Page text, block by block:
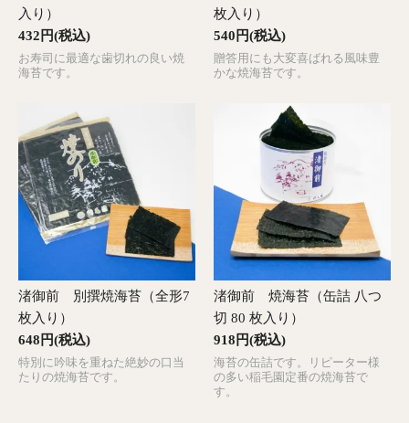
入り）
432円(税込)
お寿司に最適な歯切れの良い焼
海苔です。
枚入り）
540円(税込)
贈答用にも大変喜ばれる風味豊
かな焼海苔です。
渚御前 別撰焼海苔（全形7
枚入り）
648円(税込)
特別に吟味を重ねた絶妙の口当
たりの焼海苔です。
渚御前 焼海苔（缶詰 八つ
切 80 枚入り）
918円(税込)
海苔の缶詰です。リピーター様
の多い稲毛園定番の焼海苔で
す。